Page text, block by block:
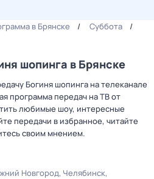
в Брянске
Суббота
шопинга в Брянске
Богиня шопинга на телеканале
программа передач на ТВ от
любимые шоу, интересные
передачи в избранное, читайте
своим мнением.
Новгород Челябинск